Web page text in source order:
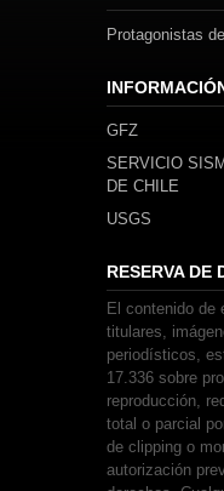
Protagonistas
GFZ
SERVICIO
DE CHILE
USGS
RESERVA DE
El contenido de
titulares,
periodísticos,
17.336 sobre
reproducción,
total o parcial
de clipping o
autorización